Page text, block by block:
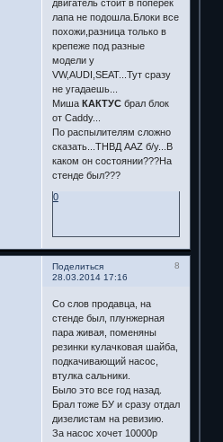
двигатель стоит в поперек
лапа не подошла.Блоки все
похожи,разница только в
крепеже под разные
модели у
VW,AUDI,SEAT...Тут сразу
не угадаешь...
Миша КАКТУСбрал блок
от Caddy...
По распылителям сложно
сказать...ТНВД AAZ б/у...В
каком он состоянии???На
стенде был???
0
Поделиться
8
28.03.2014 17:16
Со слов продавца, на
стенде был, плунжерная
пара живая, поменяны
резинки кулачковая шайба,
подкачивающий насос,
втулка сальники.
Было это все год назад.
Брал тоже БУ и сразу отдал
дизелистам на ревизию.
За насос хочет 10000р